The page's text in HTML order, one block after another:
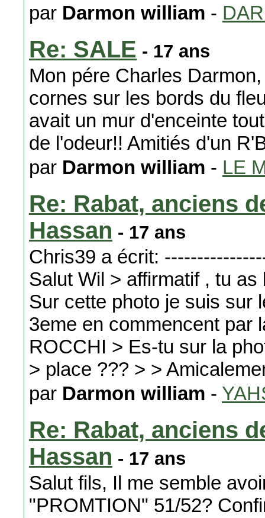
par Darmon william -
Re: SALE - 17 ans
Mon pére Charles
cornes sur les bords du
avait un mur d'enceinte
de l'odeur!! Amitiés d'un
par Darmon william - LE
Re: Rabat, anciens
Hassan - 17 ans
Chris39 a écrit:
Salut Wil > affirmatif , tu
Sur cette photo je suis sur
3eme en commencent par
ROCCHI > Es-tu sur la
> place ??? > >
par Darmon william -
Re: Rabat, anciens
Hassan - 17 ans
Salut fils, Il me semble
"PROMTION" 51/52?